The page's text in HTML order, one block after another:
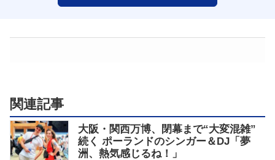
関連記事
大阪・関西万博、閉幕まで“大変混雑”
続く ポーランドのシンガー＆DJ「夢
洲、熱気感じるね！」